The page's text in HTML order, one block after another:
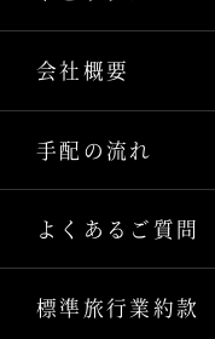
会社概要
手配の流れ
よくあるご質問
標準旅行業約款